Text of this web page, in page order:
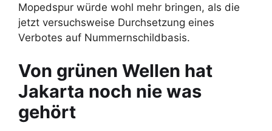
Mopedspur würde wohl mehr bringen, als die
jetzt versuchsweise Durchsetzung eines
Verbotes auf Nummernschildbasis.
Von grünen Wellen hat
Jakarta noch nie was
gehört